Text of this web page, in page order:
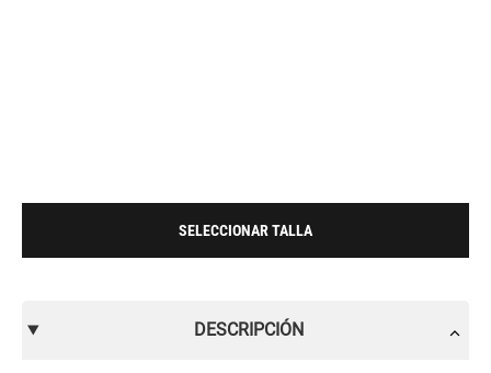
SELECCIONAR TALLA
DESCRIPCIÓN